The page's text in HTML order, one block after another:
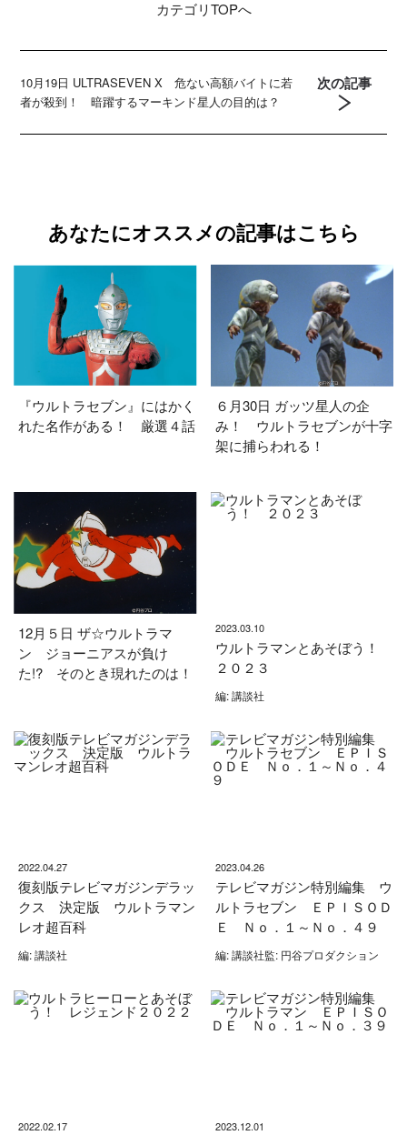
カテゴリTOPへ
10月19日 ULTRASEVEN X 危ない高額バイトに若
者が殺到！ 暗躍するマーキンド星人の目的は？
次の記事
あなたにオススメの記事はこちら
『ウルトラセブン』にはかく
れた名作がある！ 厳選４話
６月30日 ガッツ星人の企
み！ ウルトラセブンが十字
架に捕らわれる！
12月５日 ザ☆ウルトラマ
ン ジョーニアスが負け
た!? そのとき現れたのは！
2023.03.10
ウルトラマンとあそぼう！
２０２３
編: 講談社
2022.04.27
復刻版テレビマガジンデラッ
クス 決定版 ウルトラマン
レオ超百科
編: 講談社
2023.04.26
テレビマガジン特別編集 ウ
ルトラセブン ＥＰＩＳＯＤ
Ｅ Ｎｏ．１～Ｎｏ．４９
編: 講談社監: 円谷プロダクション
2022.02.17 2023.12.01